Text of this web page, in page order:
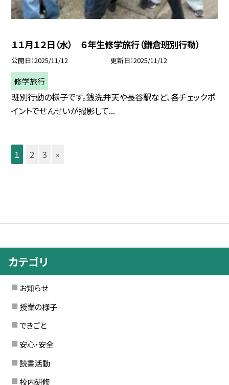
１１月１２日（水） ６年生修学旅行（鎌倉班別行動）
公開日 2025/11/12 更新日 2025/11/12
修学旅行
班別行動の様子です。銭洗弁天や長谷駅など、各チェックポ
イントでせんせいが撮影して...
1 2 3 »
カテゴリ
お知らせ
授業の様子
できごと
安心・安全
読書活動
校内研修